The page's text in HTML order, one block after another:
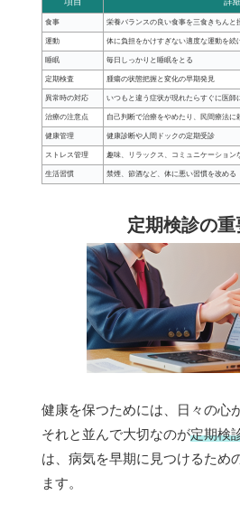
食事 栄養バランスの良い食事を三食きちんと
運動 体に負担をかけすぎない適度な運動を続
睡眠 毎日しっかりと睡眠をとる
定期検査 腫瘍の状態把握と変化の早期発見
異常時の対応 いつもと違う症状が現れたらすぐに医師
治療の注意点 自己判断で治療をやめたり、民間療法に
健康管理 健康診断や人間ドックの定期受診
ストレス管理 趣味、リラックス、コミュニケーション
生活習慣 禁煙、節酒など、体に悪い習慣を改める
定期検診の重
健康を保つためには、日々の心
それと並んで大切なのが定期検
は、病気を早期に見つけるため
ます。